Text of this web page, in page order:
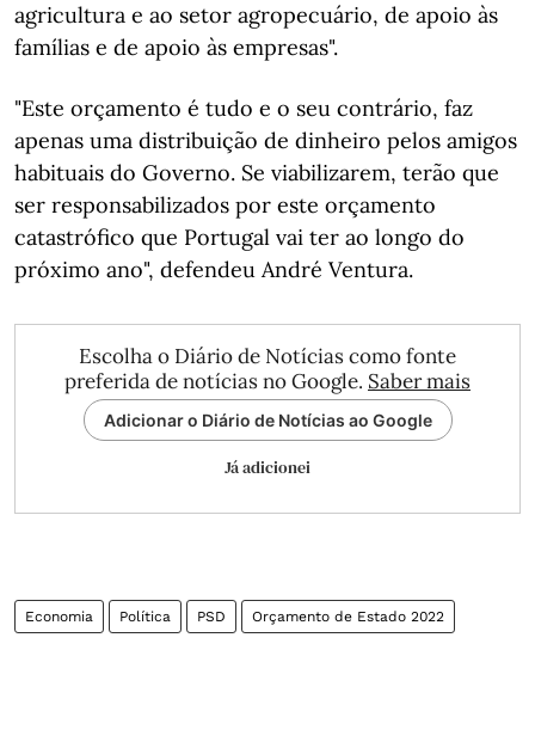
agricultura e ao setor agropecuário, de apoio às
famílias e de apoio às empresas".
"Este orçamento é tudo e o seu contrário, faz
apenas uma distribuição de dinheiro pelos amigos
habituais do Governo. Se viabilizarem, terão que
ser responsabilizados por este orçamento
catastrófico que Portugal vai ter ao longo do
próximo ano", defendeu André Ventura.
Escolha o Diário de Notícias como fonte
preferida de notícias no Google. Saber mais
Adicionar o Diário de Notícias ao Google
Já adicionei
Economia Política PSD Orçamento de Estado 2022